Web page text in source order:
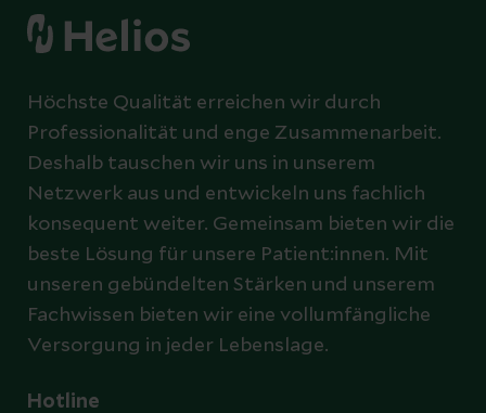
Höchste Qualität erreichen wir durch
Professionalität und enge Zusammenarbeit.
Deshalb tauschen wir uns in unserem
Netzwerk aus und entwickeln uns fachlich
konsequent weiter. Gemeinsam bieten wir die
beste Lösung für unsere Patient:innen. Mit
unseren gebündelten Stärken und unserem
Fachwissen bieten wir eine vollumfängliche
Versorgung in jeder Lebenslage.
Hotline